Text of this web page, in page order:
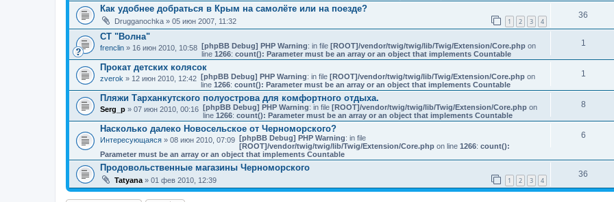
Как удобнее добраться в Крым на самолёте или на поезде?
Drugganochka » 05 июн 2007, 11:32 1 2 3 4
36
СТ "Волна"
frenclin » 16 июн 2010, 10:58 [phpBB Debug] PHP Warning: in file [ROOT]/vendor/twig/twig/lib/Twig/Extension/Core.phpon
line 1266: count(): Parameter must be an array or an object that implements Countable
1
Прокат детских колясок
zverok » 12 июн 2010, 12:42 [phpBB Debug] PHP Warning: in file [ROOT]/vendor/twig/twig/lib/Twig/Extension/Core.phpon
line 1266: count(): Parameter must be an array or an object that implements Countable
1
Пляжи Тарханкутского полуострова для комфортного отдыха.
Serg_p » 07 июн 2010, 00:16 [phpBB Debug] PHP Warning: in file [ROOT]/vendor/twig/twig/lib/Twig/Extension/Core.phpon
line 1266: count(): Parameter must be an array or an object that implements Countable
8
Насколько далеко Новосельское от Черноморского?
Интересующаяся » 08 июн 2010, 07:09 [phpBB Debug] PHP Warning: in file
[ROOT]/vendor/twig/twig/lib/Twig/Extension/Core.phpon line 1266: count():
Parameter must be an array or an object that implements Countable
6
Продовольственные магазины Черноморского
Tatyana » 01 фев 2010, 12:39 1 2 3 4
36